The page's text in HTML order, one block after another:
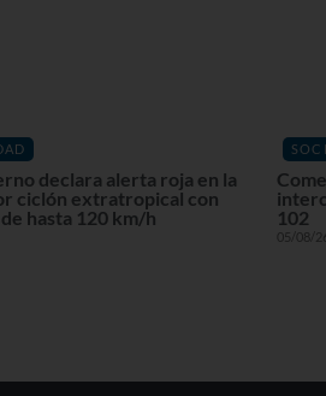
declara alerta roja en la
ciclón extratropical con
hasta 120 km/h
102
05/08/26